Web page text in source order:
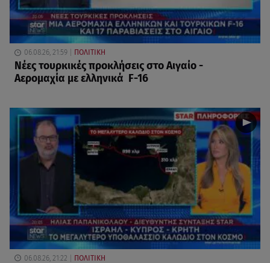
06.08.26, 21:59 ΠΟΛΙΤΙΚΗ
Νέες τουρκικές προκλήσεις στο Αιγαίο -
Αερομαχία με ελληνικά F-16
06.08.26, 21:22 ΠΟΛΙΤΙΚΗ